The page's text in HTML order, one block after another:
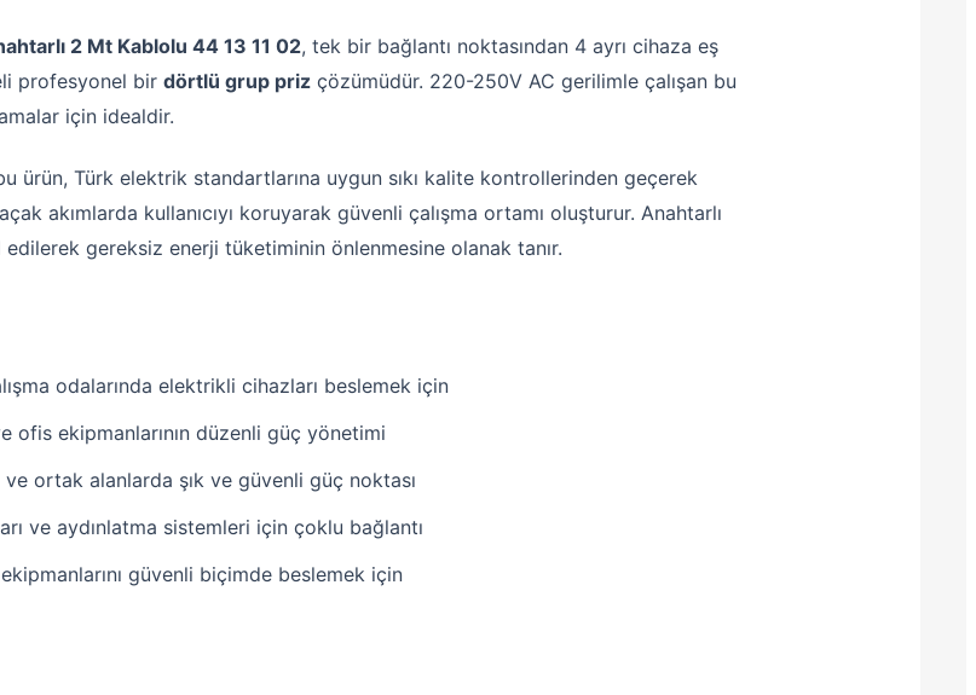
2 Mt Kablolu 44 13 11 02, tek bir bağlantı noktasından 4 ayrı cihaza eş
profesyonel bir dörtlü grup priz çözümüdür. 220-250V AC gerilimle çalışan bu
için idealdir.
ürün, Türk elektrik standartlarına uygun sıkı kalite kontrollerinden geçerek
akımlarda kullanıcıyı koruyarak güvenli çalışma ortamı oluşturur. Anahtarlı
edilerek gereksiz enerji tüketiminin önlenmesine olanak tanır.
odalarında elektrikli cihazları beslemek için
ofis ekipmanlarının düzenli güç yönetimi
ve ortak alanlarda şık ve güvenli güç noktası
ve aydınlatma sistemleri için çoklu bağlantı
güvenli biçimde beslemek için